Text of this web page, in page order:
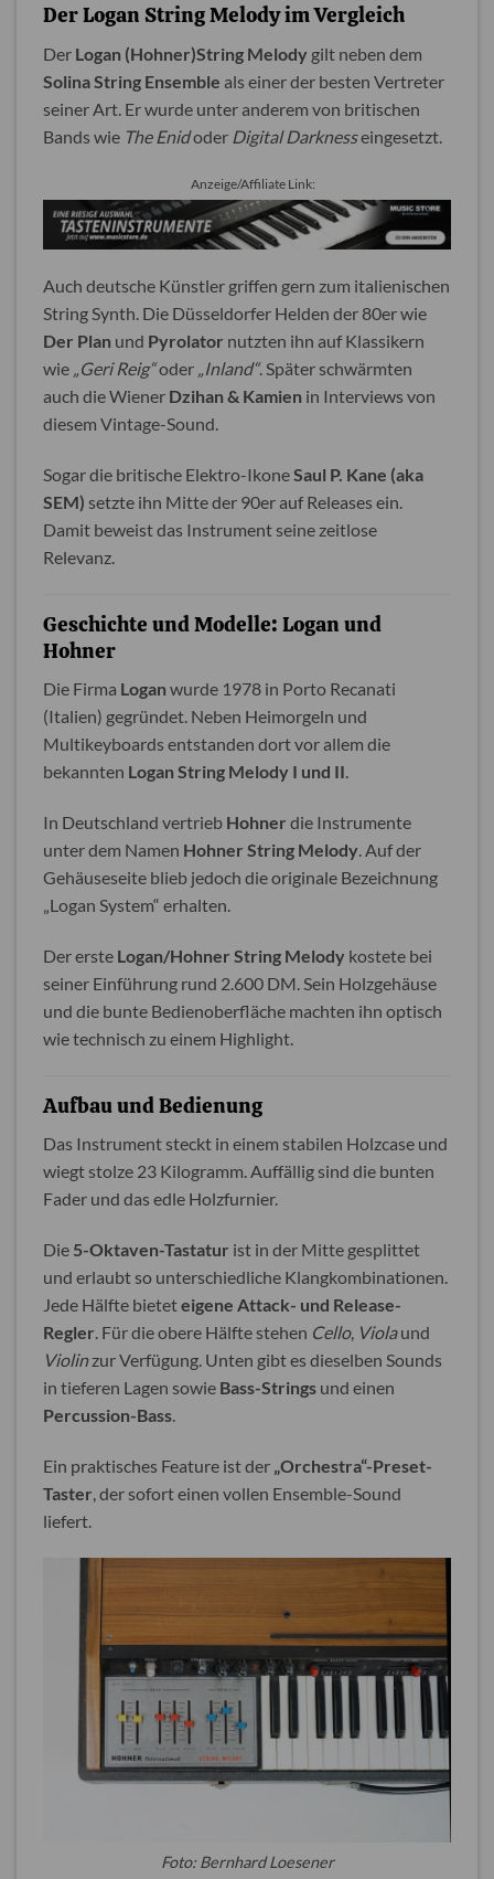
Der Logan String Melody im Vergleich
Der Logan (Hohner)String Melody gilt neben dem
Solina String Ensemble als einer der besten Vertreter
seiner Art. Er wurde unter anderem von britischen
Bands wie The Enidoder Digital Darknesseingesetzt.
Anzeige/Affiliate Link:
Auch deutsche Künstler griffen gern zum italienischen
String Synth. Die Düsseldorfer Helden der 80er wie
Der Plan und Pyrolator nutzten ihn auf Klassikern
wie „Geri Reig“oder „Inland“. Später schwärmten
auch die Wiener Dzihan & Kamien in Interviews von
diesem Vintage-Sound.
Sogar die britische Elektro-IkoneSaul P. Kane (aka
SEM) setzte ihn Mitte der 90er auf Releases ein.
Damit beweist das Instrument seine zeitlose
Relevanz.
Geschichte und Modelle: Logan und
Hohner
Die Firma Logan wurde 1978 in Porto Recanati
(Italien) gegründet. Neben Heimorgeln und
Multikeyboards entstanden dort vor allem die
bekannten Logan String Melody I und II.
In Deutschland vertrieb Hohner die Instrumente
unter dem Namen Hohner String Melody. Auf der
Gehäuseseite blieb jedoch die originale Bezeichnung
„Logan System“ erhalten.
Der erste Logan/Hohner String Melody kostete bei
seiner Einführung rund 2.600 DM. Sein Holzgehäuse
und die bunte Bedienoberfläche machten ihn optisch
wie technisch zu einem Highlight.
Aufbau und Bedienung
Das Instrument steckt in einem stabilen Holzcase und
wiegt stolze 23 Kilogramm. Auffällig sind die bunten
Fader und das edle Holzfurnier.
Die 5-Oktaven-Tastatur ist in der Mitte gesplittet
und erlaubt so unterschiedliche Klangkombinationen.
Jede Hälfte bieteteigene Attack- und Release-
Regler. Für die obere Hälfte stehen Cello, Violaund
Violinzur Verfügung. Unten gibt es dieselben Sounds
in tieferen Lagen sowie Bass-Strings und einen
Percussion-Bass.
Ein praktisches Feature ist der „Orchestra“-Preset-
Taster, der sofort einen vollen Ensemble-Sound
liefert.
Foto: Bernhard Loesener